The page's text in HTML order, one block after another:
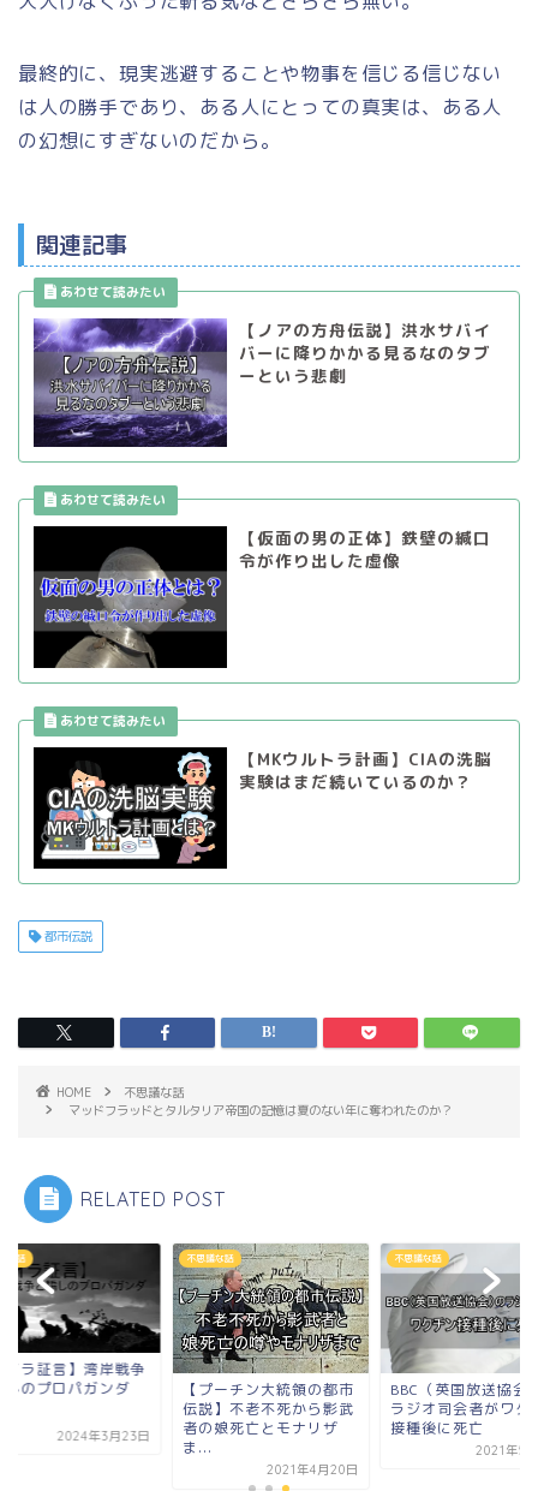
最終的に、現実逃避することや物事を信じる信じない
は人の勝手であり、ある人にとっての真実は、ある人
の幻想にすぎないのだから。
関連記事
【ノアの方舟伝説】洪水サバイ
バーに降りかかる見るなのタブ
ーという悲劇
【仮面の男の正体】鉄壁の緘口
令が作り出した虚像
【MKウルトラ計画】CIAの洗脳
実験はまだ続いているのか？
都市伝説
HOME
不思議な話
マッドフラッドとタルタリア帝国の記憶は夏のない年に奪われたのか？
RELATED POST
な話
イラ証言】湾岸戦争
しのプロパガンダ
2024年3月23日
不思議な話
【プーチン大統領の都市
伝説】不老不死から影武
者の娘死亡とモナリザ
ま...
2021年4月20日
不思議な話
BBC（英国放送協会
ラジオ司会者がワク
接種後に死亡
2021年5